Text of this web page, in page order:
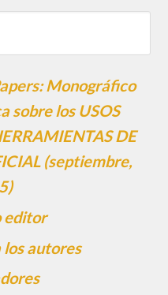
Monográfico
sobre los USOS
DE
(septiembre,
editor
los autores